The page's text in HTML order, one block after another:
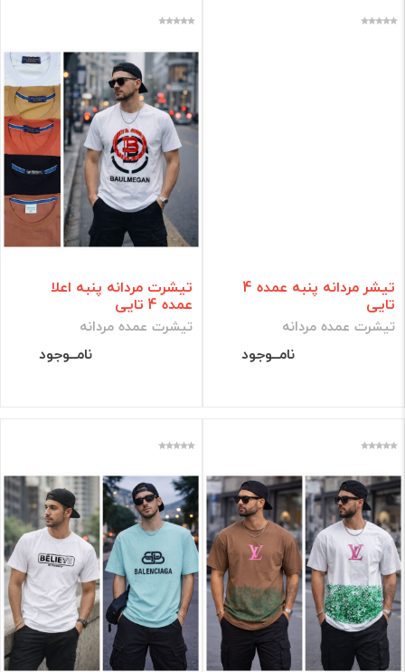
تیشر مردانه پنبه عمده 4
تایی
تیشرت عمده مردانه
نامــوجود
تیشرت مردانه پنبه اعلا
عمده 4 تایی
تیشرت عمده مردانه
نامــوجود